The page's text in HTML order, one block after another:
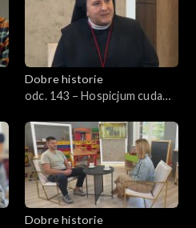
Dobre historie
odc. 143 – Hospicjum cudami
Dobre historie